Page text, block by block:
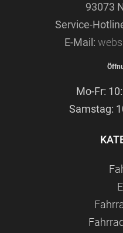
93073
Service-
E-Mail:
Mo-Fr:
Samstag: